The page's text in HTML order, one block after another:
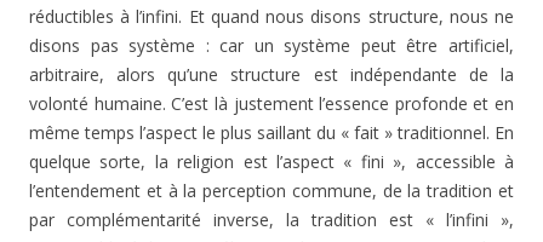
réductibles à l’infini. Et quand nous disons structure, nous ne
disons pas système : car un système peut être artificiel,
arbitraire, alors qu’une structure est indépendante de la
volonté humaine. C’est là justement l’essence profonde et en
même temps l’aspect le plus saillant du « fait » traditionnel. En
quelque sorte, la religion est l’aspect « fini », accessible à
l’entendement et à la perception commune, de la tradition et
par complémentarité inverse, la tradition est « l’infini »,